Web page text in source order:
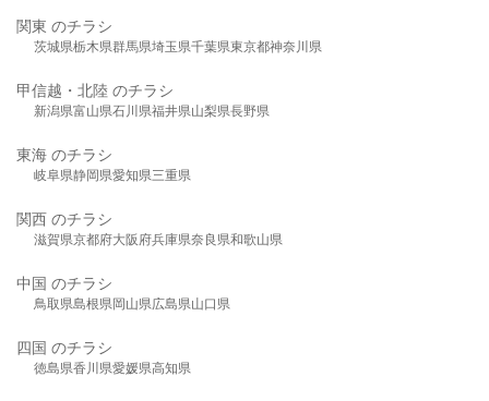
関東 のチラシ
茨城県栃木県群馬県埼玉県千葉県東京都神奈川県
甲信越・北陸 のチラシ
新潟県富山県石川県福井県山梨県長野県
東海 のチラシ
岐阜県静岡県愛知県三重県
関西 のチラシ
滋賀県京都府大阪府兵庫県奈良県和歌山県
中国 のチラシ
鳥取県島根県岡山県広島県山口県
四国 のチラシ
徳島県香川県愛媛県高知県